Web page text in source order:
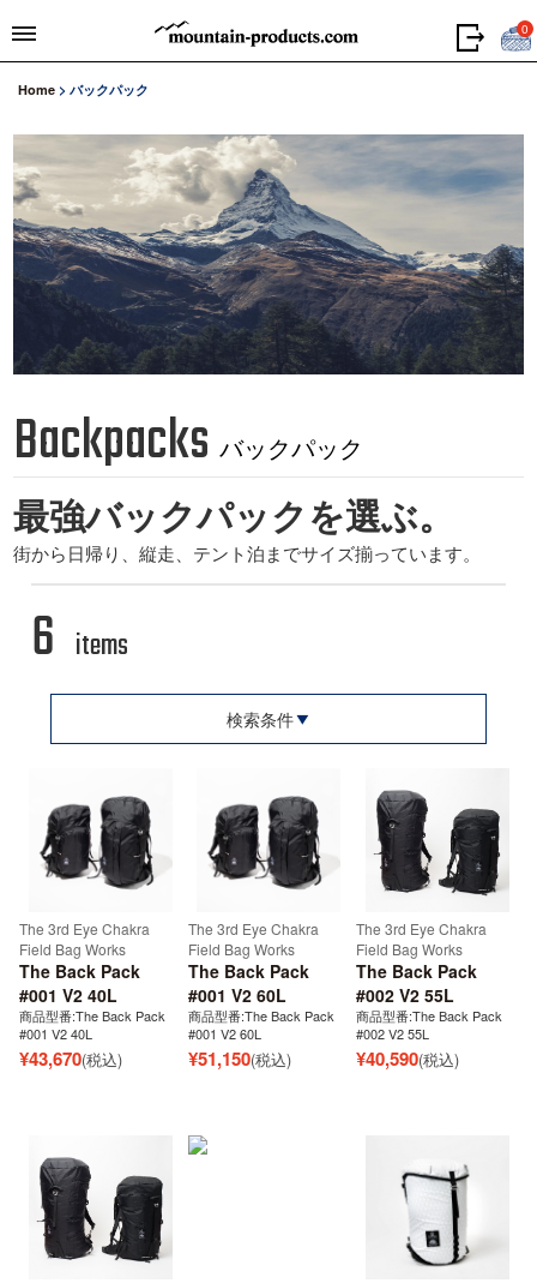
0
Home > バックパック
Backpacks バックパック
最強バックパックを選ぶ。
街から日帰り、縦走、テント泊までサイズ揃っています。
6 items
検索条件
The 3rd Eye Chakra
Field Bag Works
The Back Pack
#001 V2 40L
商品型番:The Back Pack
#001 V2 40L
¥43,670(税込)
The 3rd Eye Chakra
Field Bag Works
The Back Pack
#001 V2 60L
商品型番:The Back Pack
#001 V2 60L
¥51,150(税込)
The 3rd Eye Chakra
Field Bag Works
The Back Pack
#002 V2 55L
商品型番:The Back Pack
#002 V2 55L
¥40,590(税込)